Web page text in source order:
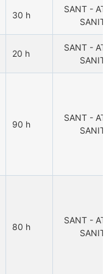
30 h
SANT -
20 h
SANT -
90 h
SANT -
80 h
SANT -